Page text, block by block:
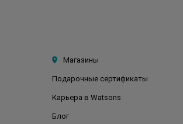
Магазины
Подарочные сертификаты
Карьера в Watsons
Блог